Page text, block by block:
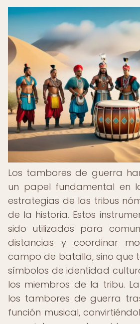
Los tambores de guerra
un papel fundamental en
estrategias de las tribus
de la historia. Estos
sido utilizados para
distancias y coordinar
campo de batalla, sino que
símbolos de identidad
los miembros de la tribu.
los tambores de guerra
función musical,